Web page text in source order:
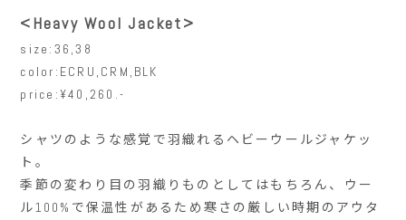
<Heavy Wool Jacket>
size:36,38
color:ECRU,CRM,BLK
price:¥40,260.-
シャツのような感覚で羽織れるヘビーウールジャケッ
ト。
季節の変わり目の羽織りものとしてはもちろん、ウー
ル100%で保温性があるため寒さの厳しい時期のアウタ